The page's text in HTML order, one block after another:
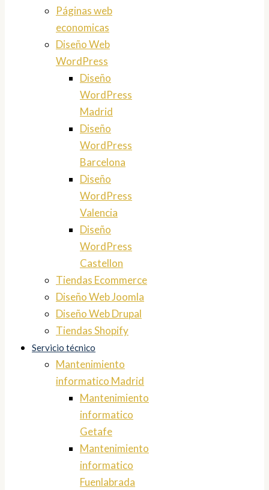
Páginas web
economicas
Diseño Web
WordPress
Diseño
WordPress
Madrid
Diseño
WordPress
Barcelona
Diseño
WordPress
Valencia
Diseño
WordPress
Castellon
Tiendas Ecommerce
Diseño Web Joomla
Diseño Web Drupal
Tiendas Shopify
Servicio técnico
Mantenimiento
informatico Madrid
Mantenimiento
informatico
Getafe
Mantenimiento
informatico
Fuenlabrada